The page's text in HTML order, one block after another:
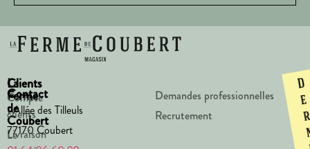
La
Ferme
de
Coubert
Le
Clients
Compte
clients
Livraison
Contact
1 Allée des Tilleuls
77170 Coubert
Demandes professionnelles
Recrutement
D
e